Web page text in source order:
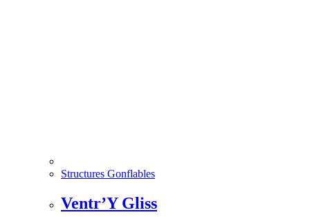
Structures Gonflables
Ventr’Y Gliss